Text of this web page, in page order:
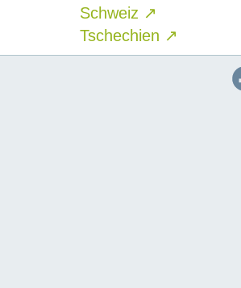
Schweiz ↗
Tschechien ↗